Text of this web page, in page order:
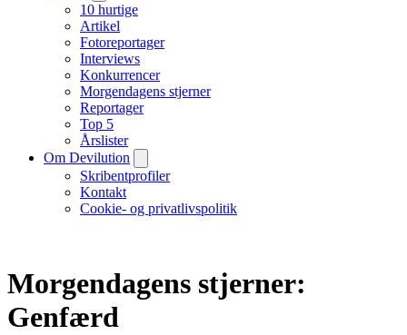
10 hurtige
Artikel
Fotoreportager
Interviews
Konkurrencer
Morgendagens stjerner
Reportager
Top 5
Årslister
Om Devilution
Skribentprofiler
Kontakt
Cookie- og privatlivspolitik
Morgendagens stjerner:
Genfærd